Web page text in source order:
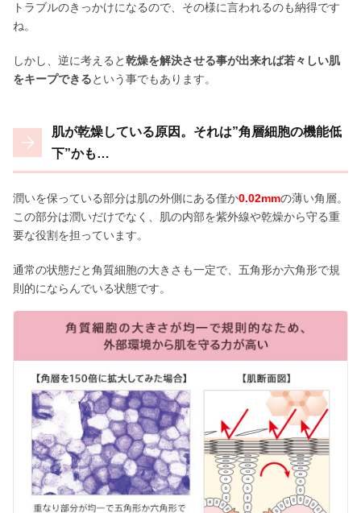
トラブルのきっかけになるので、その様に言われるのも納得です
ね。
しかし、逆に考えると乾燥を解決させる事が出来れば若々しい肌
をキープできるという事でもあります。
肌が乾燥している原因。それは”角層細胞の機能低
下”かも…
潤いを保っている部分は肌の外側にある僅か0.02mmの薄い角層。
この部分は潤いだけでなく、肌の内部を紫外線や乾燥から守る重
要な役割を担っています。
通常の状態だと角質細胞の大きさも一定で、五角形か六角形で規
則的にならんでいる状態です。